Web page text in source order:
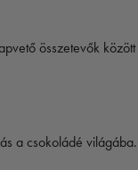
összetevők
a csokoládé